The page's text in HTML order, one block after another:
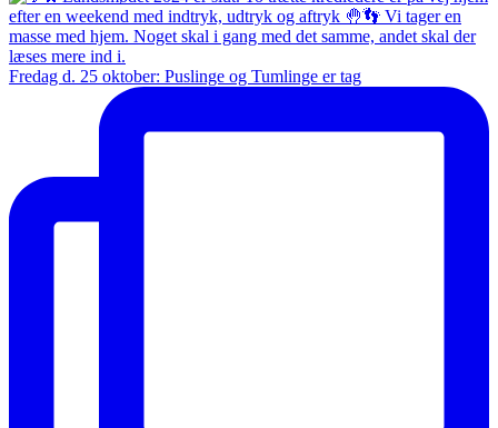
Fredag d. 25 oktober: Puslinge og Tumlinge er tag